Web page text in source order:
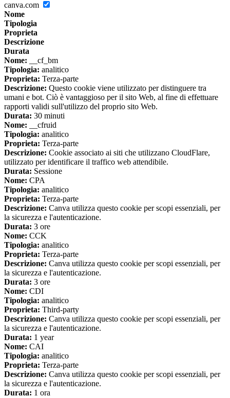
canva.com
Nome
Tipologia
Proprieta
Descrizione
Durata
Nome: __cf_bm
Tipologia: analitico
Proprieta: Terza-parte
Descrizione: Questo cookie viene utilizzato per distinguere tra
umani e bot. Ciò è vantaggioso per il sito Web, al fine di effettuare
rapporti validi sull'utilizzo del proprio sito Web.
Durata: 30 minuti
Nome: __cfruid
Tipologia: analitico
Proprieta: Terza-parte
Descrizione: Cookie associato ai siti che utilizzano CloudFlare,
utilizzato per identificare il traffico web attendibile.
Durata: Sessione
Nome: CPA
Tipologia: analitico
Proprieta: Terza-parte
Descrizione: Canva utilizza questo cookie per scopi essenziali, per
la sicurezza e l'autenticazione.
Durata: 3 ore
Nome: CCK
Tipologia: analitico
Proprieta: Terza-parte
Descrizione: Canva utilizza questo cookie per scopi essenziali, per
la sicurezza e l'autenticazione.
Durata: 3 ore
Nome: CDI
Tipologia: analitico
Proprieta: Third-party
Descrizione: Canva utilizza questo cookie per scopi essenziali, per
la sicurezza e l'autenticazione.
Durata: 1 year
Nome: CAI
Tipologia: analitico
Proprieta: Terza-parte
Descrizione: Canva utilizza questo cookie per scopi essenziali, per
la sicurezza e l'autenticazione.
Durata: 1 ora